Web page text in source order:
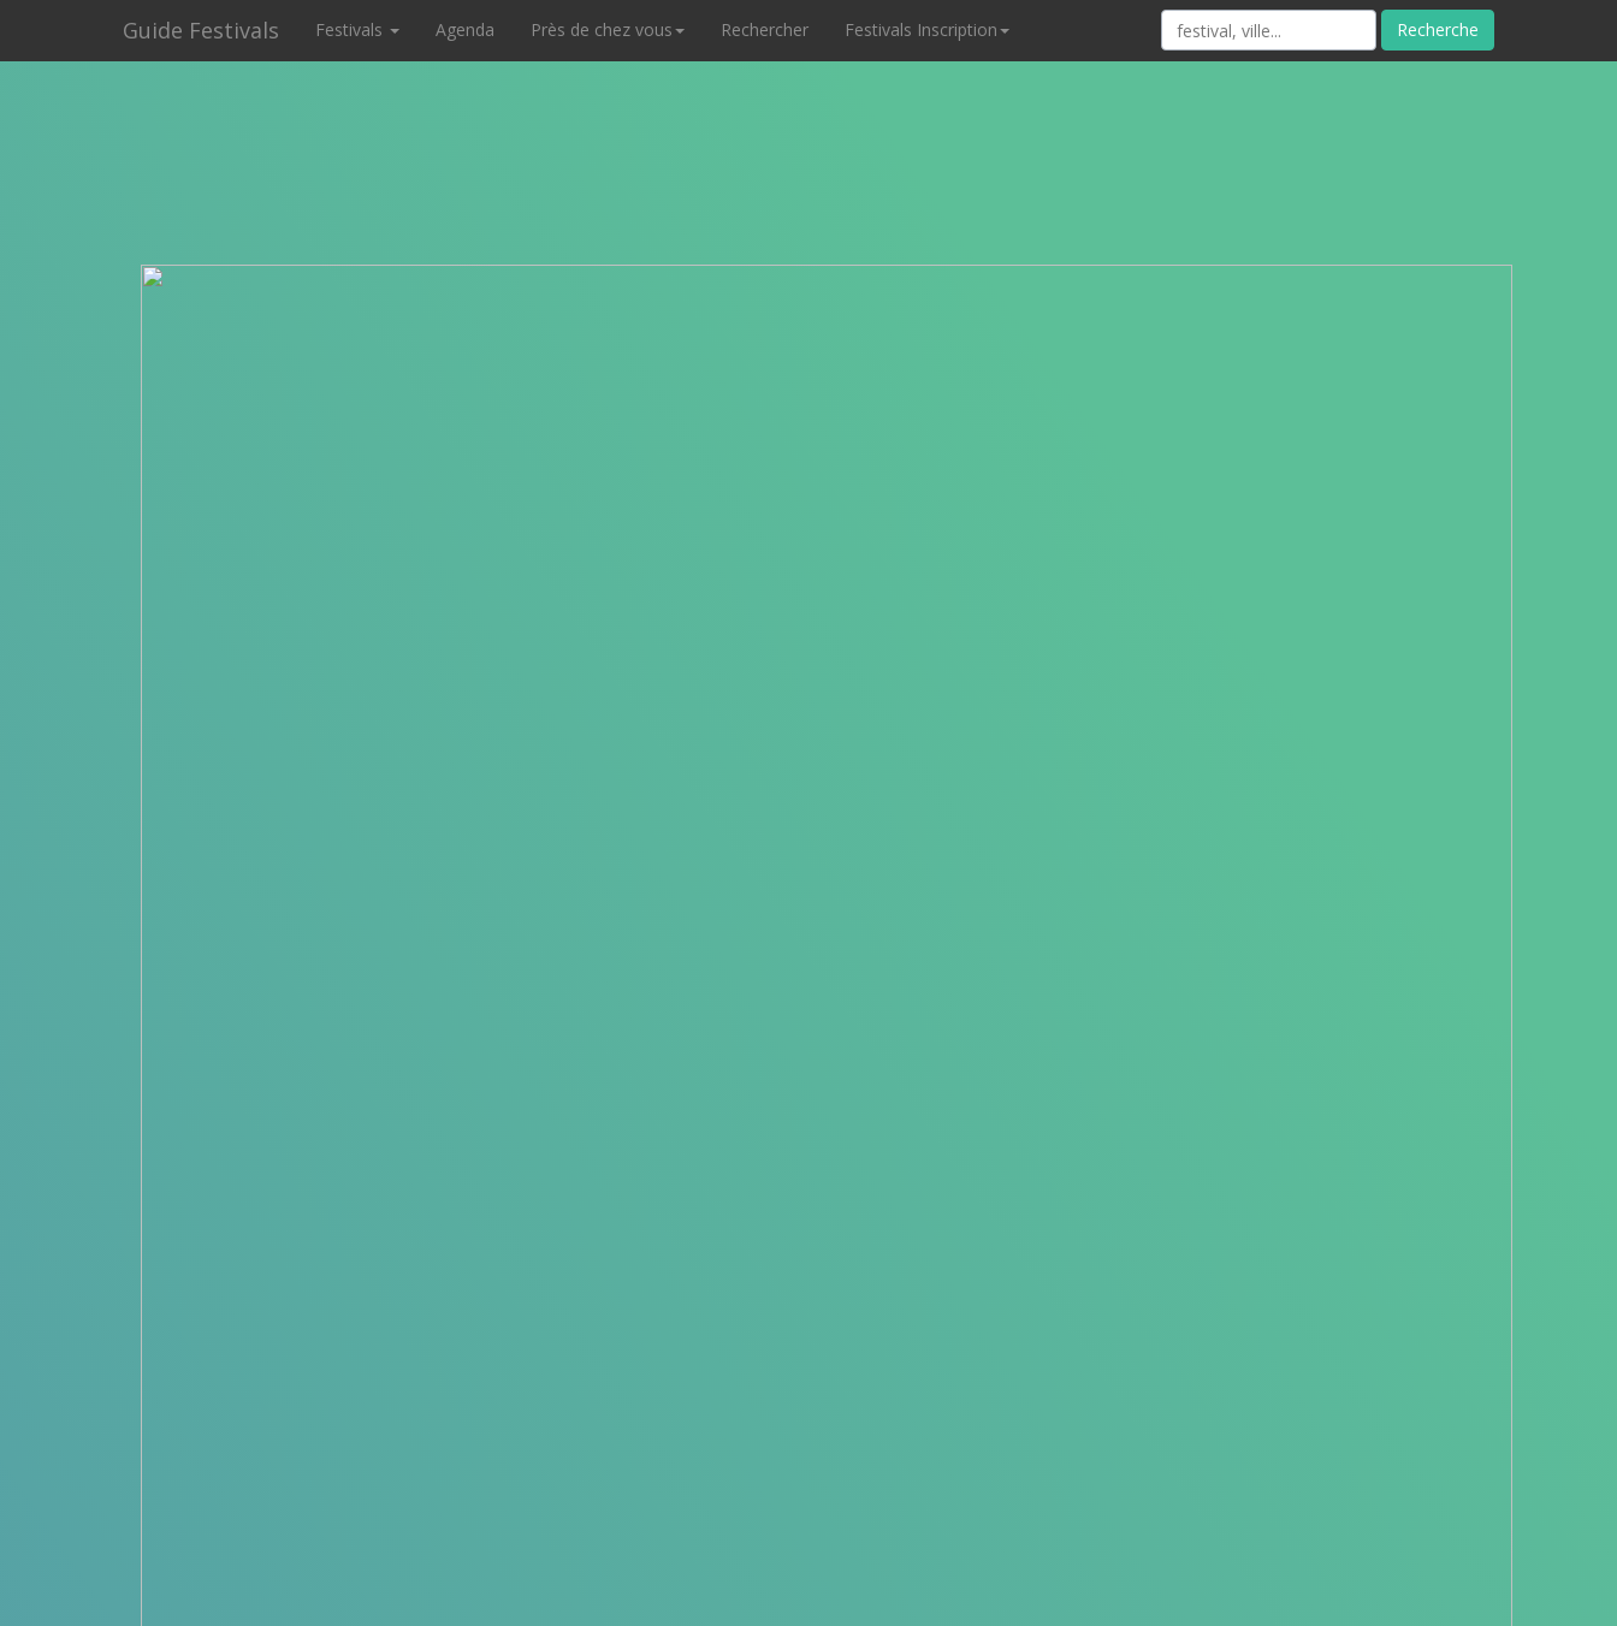
Guide Festivals Festivals Agenda Près de chez vous Rechercher Festivals Inscription Recherche